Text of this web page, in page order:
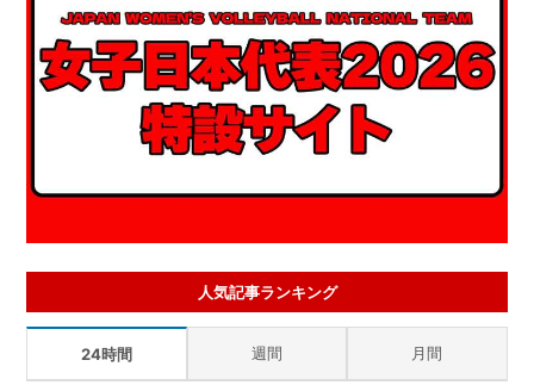
人気記事ランキング
24時間 週間 月間